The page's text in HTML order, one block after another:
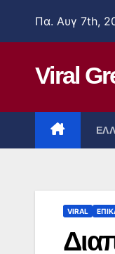
Πα. Αυγ 7th,
Viral
VIRAL